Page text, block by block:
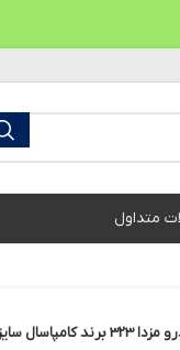
متداول
185/65/14 – دو حلقه